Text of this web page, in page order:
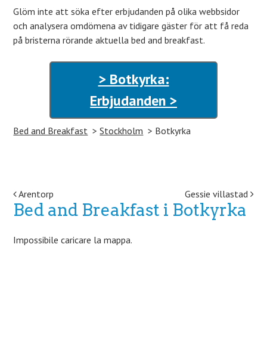
Glöm inte att söka efter erbjudanden på olika webbsidor
och analysera omdömena av tidigare gäster för att få reda
på bristerna rörande aktuella bed and breakfast.
> Botkyrka:
Erbjudanden >
Bed and Breakfast Stockholm Botkyrka
Post navigation
Arentorp Gessie villastad
Bed and Breakfast i Botkyrka
Impossibile caricare la mappa.